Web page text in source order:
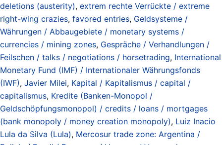
deletions (austerity), extrem rechte Verrückte / extreme
right-wing crazies, favored entries, Geldsysteme /
Währungen / Abbaugebiete / monetary systems /
currencies / mining zones, Gespräche / Verhandlungen /
Feilschen / talks / negotiations / horsetrading, International
Monetary Fund (IMF) / Internationaler Währungsfonds
(IWF), Javier Milei, Kapital / Kapitalismus / capital /
capitalismus, Kredite (Banken-Monopol /
Geldschöpfungsmonopol) / credits / loans / mortgages
(bank monopoly / money creation monopoly), Luiz Inacio
Lula da Silva (Lula), Mercosur trade zone: Argentina /